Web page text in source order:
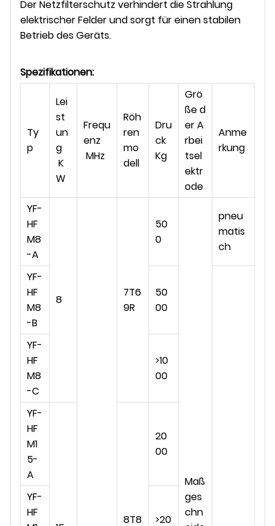
Der Netzfilterschutz verhindert die Strahlung
elektrischer Felder und sorgt für einen stabilen
Betrieb des Geräts.
Spezifikationen:
Ty
p
Lei
st
un
g
K
W
Frequ
enz
MHz
Röh
ren
mo
dell
Dru
ck
Kg
Grö
ße d
er A
rbei
tsel
ektr
ode
Anme
rkung
YF-
HF
M8
-A
8
7T6
9R
50
0
Maß
ges
chn
pneu
matis
ch
YF-
HF
M8
-B
50
00
YF-
HF
M8
-C
>10
00
YF-
HF
M1
5-
A
8T8
20
00
YF-
HF
>20